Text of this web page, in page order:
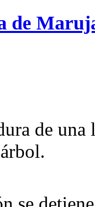
de
de una